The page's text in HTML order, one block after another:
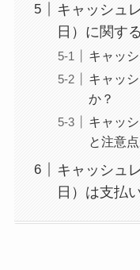
キャッシュ
日）に関す
キャッ
キャッ
か？
キャッ
と注意
キャッシュ
日）は支払